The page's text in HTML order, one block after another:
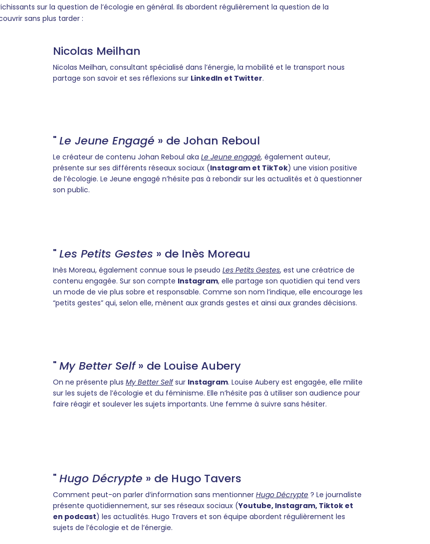
sur la question de l’écologie en général. Ils abordent régulièrement la question de la
sans plus tarder :
Nicolas Meilhan
Nicolas Meilhan, consultant spécialisé dans l’énergie, la mobilité et le transport nous
partage son savoir et ses réflexions sur LinkedIn et Twitter.
"Le Jeune Engagé » de Johan Reboul
Le créateur de contenu Johan Reboul akaLe Jeune engagé, également auteur,
présente sur ses différents réseaux sociaux (Instagram et TikTok) une vision positive
de l’écologie. Le Jeune engagé n’hésite pas à rebondir sur les actualités et à questionner
son public.
"Les Petits Gestes » de Inès Moreau
Inès Moreau, également connue sous le pseudoLes Petits Gestes, est une créatrice de
contenu engagée. Sur son compte Instagram, elle partage son quotidien qui tend vers
un mode de vie plus sobre et responsable. Comme son nom l’indique, elle encourage les
“petits gestes” qui, selon elle, mènent aux grands gestes et ainsi aux grandes décisions.
"My Better Self» de Louise Aubery
On ne présente plusMy Better Self sur Instagram. Louise Aubery est engagée, elle milite
sur les sujets de l’écologie et du féminisme. Elle n’hésite pas à utiliser son audience pour
faire réagir et soulever les sujets importants. Une femme à suivre sans hésiter.
"Hugo Décrypte » de Hugo Tavers
Comment peut-on parler d’information sans mentionnerHugo Décrypte ? Le journaliste
présente quotidiennement, sur ses réseaux sociaux (Youtube, Instagram, Tiktok et
en podcast) les actualités. Hugo Travers et son équipe abordent régulièrement les
sujets de l’écologie et de l’énergie.